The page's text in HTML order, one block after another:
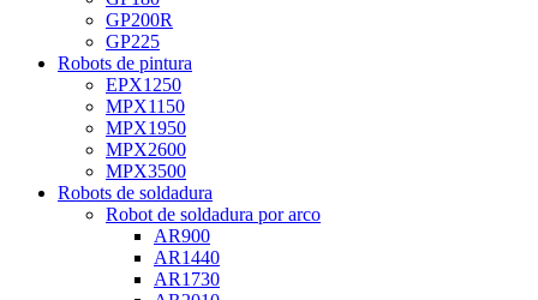
GP200R
GP225
Robots de pintura
EPX1250
MPX1150
MPX1950
MPX2600
MPX3500
Robots de soldadura
Robot de soldadura por arco
AR900
AR1440
AR1730